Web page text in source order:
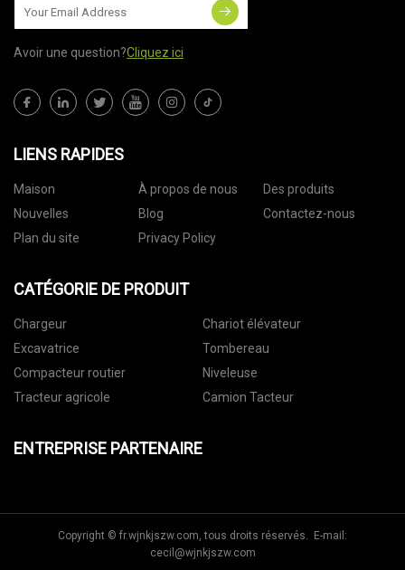
Avoir une question?Cliquez ici
LIENS RAPIDES
Maison À propos de nous
Des produits
Nouvelles
Blog
Contactez-nous
Plan du site
Privacy Policy
CATÉGORIE DE PRODUIT
Chargeur
Chariot élévateur
Excavatrice
Tombereau
Compacteur routier
Niveleuse
Tracteur agricole
Camion Tacteur
ENTREPRISE PARTENAIRE
Copyright © fr.wjnkjszw.com, tous droits réservés. E-mail:
cecil@wjnkjszw.com